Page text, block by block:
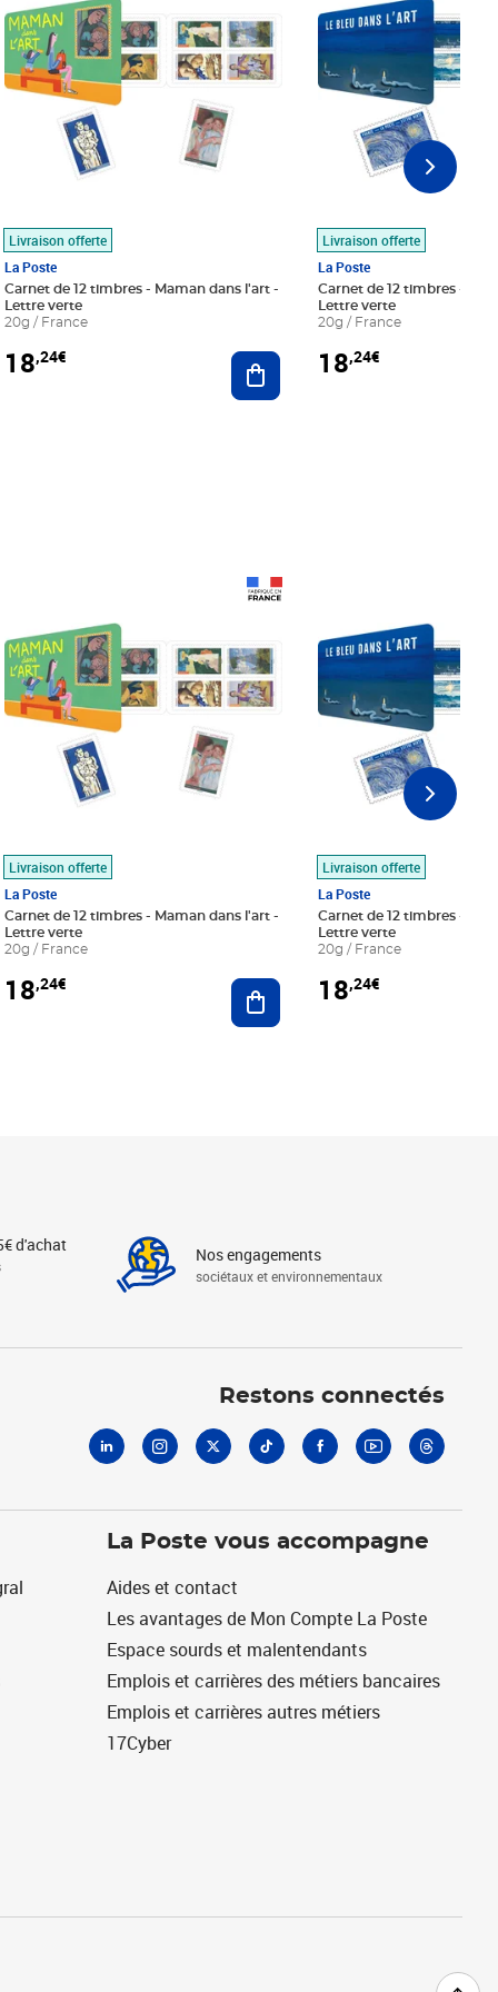
au panier
Livraison offerte
La Poste
Carnet de 12 timbres - Maman dans l'art -
Lettre verte
20g / France
18,24€ Ajouter au panier
Livraison offerte
La Poste
Carnet de 12 timbres - Le
Lettre verte
20g / France
18,24€
au panier
Livraison offerte
La Poste
Carnet de 12 timbres - Maman dans l'art -
Lettre verte
20g / France
18,24€ Ajouter au panier
Livraison offerte
La Poste
Carnet de 12 timbres - Le
Lettre verte
20g / France
18,24€
d'achat Nos engagements
sociétaux et environnementaux
Restons connectés
La Poste vous accompagne
Aides et contact
Les avantages de Mon Compte La Poste
Espace sourds et malentendants
Emplois et carrières des métiers bancaires
Emplois et carrières autres métiers
17Cyber